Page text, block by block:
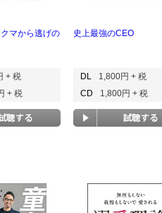
マから逃げの
+ 税
+ 税
史上最強のCEO
DL
1,800円 + 税
CD
1,800円 + 税